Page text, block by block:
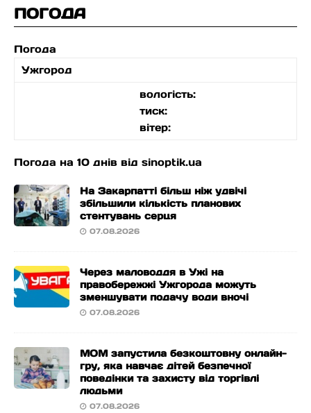
ПОГОДА
Погода
Ужгород
вологість:
тиск:
вітер:
Погода на 10 днів від sinoptik.ua
На Закарпатті більш ніж удвічі
збільшили кількість планових
стентувань серця
07.08.2026
Через маловоддя в Ужі на
правобережжі Ужгорода можуть
зменшувати подачу води вночі
07.08.2026
МОМ запустила безкоштовну онлайн-
гру, яка навчає дітей безпечної
поведінки та захисту від торгівлі
людьми
07.08.2026